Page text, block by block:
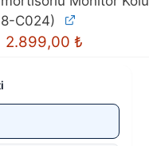
C024)
2.899,00₺